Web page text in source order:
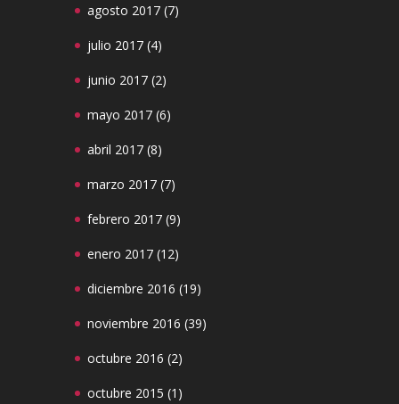
agosto 2017 (7)
julio 2017 (4)
junio 2017 (2)
mayo 2017 (6)
abril 2017 (8)
marzo 2017 (7)
febrero 2017 (9)
enero 2017 (12)
diciembre 2016 (19)
noviembre 2016 (39)
octubre 2016 (2)
octubre 2015 (1)